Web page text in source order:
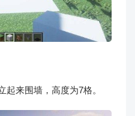
来围墙，高度为7格。